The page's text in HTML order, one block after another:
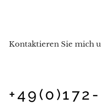
Kontaktieren Sie mich